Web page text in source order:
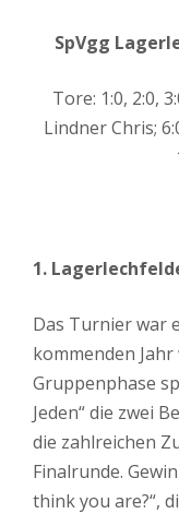
SpVgg
Tore: 1:0, 2:0,
Lindner Chris;
1.
Das Turnier war
kommenden
Gruppenphase
Jeden“ die zwei
die zahlreichen
Finalrunde.
think you are?“,